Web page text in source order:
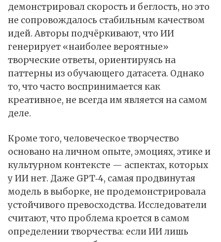
демонстрировал скорость и беглость, но это
не сопровождалось стабильным качеством
идей. Авторы подчёркивают, что ИИ
генерирует «наиболее вероятные»
творческие ответы, ориентируясь на
паттерны из обучающего датасета. Однако
то, что часто воспринимается как
креативное, не всегда им является на самом
деле.
Кроме того, человеческое творчество
основано на личном опыте, эмоциях, этике и
культурном контексте — аспектах, которых
у ИИ нет. Даже GPT‑4, самая продвинутая
модель в выборке, не продемонстрировала
устойчивого превосходства. Исследователи
считают, что проблема кроется в самом
определении творчества: если ИИ лишь